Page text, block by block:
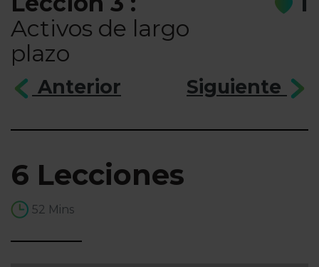
Activos de largo
plazo
Anterior Siguiente
6 Lecciones
52 Mins